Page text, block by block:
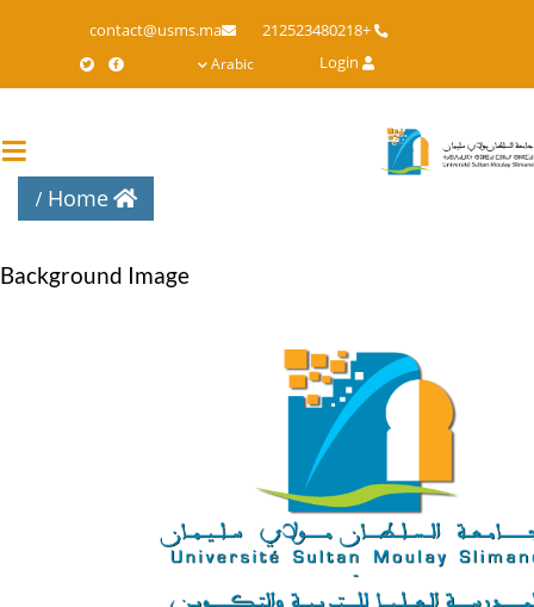
main
+212523480218
contact@usms.ma
Login
Arabic
Home
Background Image